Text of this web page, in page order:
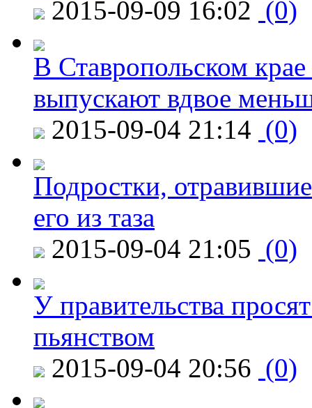
2015-09-09 16:02 (0)
В Ставропольском
выпускают вдвое
2015-09-04 21:14 (0)
Подростки,
его из таза
2015-09-04 21:05 (0)
У правительства
пьянством
2015-09-04 20:56 (0)